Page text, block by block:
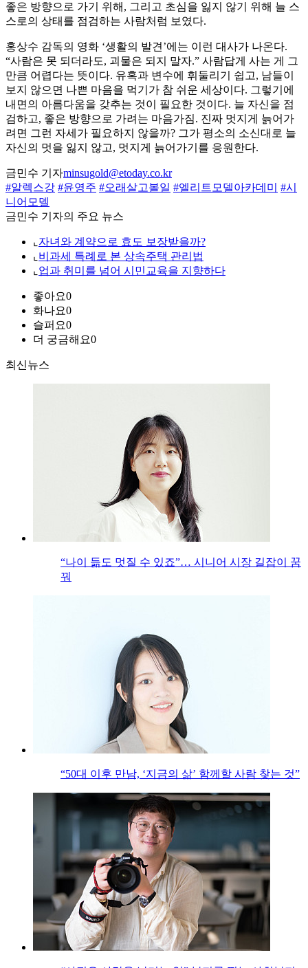
좋은 방향으로 가기 위해, 그리고 초심을 잃지 않기 위해 늘 스
스로의 상태를 점검하는 사람처럼 보였다.
홍상수 감독의 영화 ‘생활의 발견’에는 이런 대사가 나온다.
“사람은 못 되더라도, 괴물은 되지 말자.” 사람답게 사는 게 그
만큼 어렵다는 뜻이다. 유혹과 변수에 휘둘리기 쉽고, 남들이
보지 않으면 나쁜 마음을 먹기가 참 쉬운 세상이다. 그렇기에
내면의 아름다움을 갖추는 것이 필요한 것이다. 늘 자신을 점
검하고, 좋은 방향으로 가려는 마음가짐. 진짜 멋지게 늙어가
려면 그런 자세가 필요하지 않을까? 그가 평소의 소신대로 늘
자신의 멋을 잃지 않고, 멋지게 늙어가기를 응원한다.
금민수 기자minsugold@etoday.co.kr
#알렉스강 #윤영주 #오래살고볼일 #엘리트모델아카데미
#시
니어모델
금민수 기자의 주요 뉴스
⌞ 자녀와 계약으로 효도 보장받을까?
⌞ 비과세 특례로 본 상속주택 관리법
⌞ 업과 취미를 넘어 시민교육을 지향하다
좋아요0
화나요0
슬퍼요0
더 궁금해요0
최신뉴스
“나이 듦도 멋질 수 있죠”… 시니어 시장 길잡이 꿈
꿔
“50대 이후 만남, ‘지금의 삶’ 함께할 사람 찾는 것”